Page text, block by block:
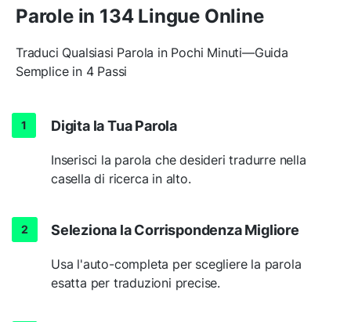
Parole in 134 Lingue Online
Traduci Qualsiasi Parola in Pochi Minuti—Guida
Semplice in 4 Passi
Digita la Tua Parola
Inserisci la parola che desideri tradurre nella
casella di ricerca in alto.
Seleziona la Corrispondenza Migliore
Usa l'auto-completa per scegliere la parola
esatta per traduzioni precise.